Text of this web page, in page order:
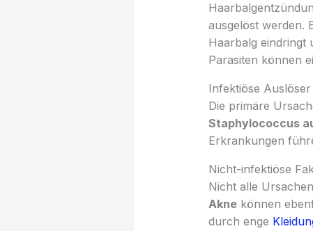
ausgelöst werden.
Haarbalg eindringt
Parasiten können
Infektiöse
Die primäre
Staphylococcus
Erkrankungen
Nicht-infektiöse
Nicht alle
Aknekönnen
durch enge